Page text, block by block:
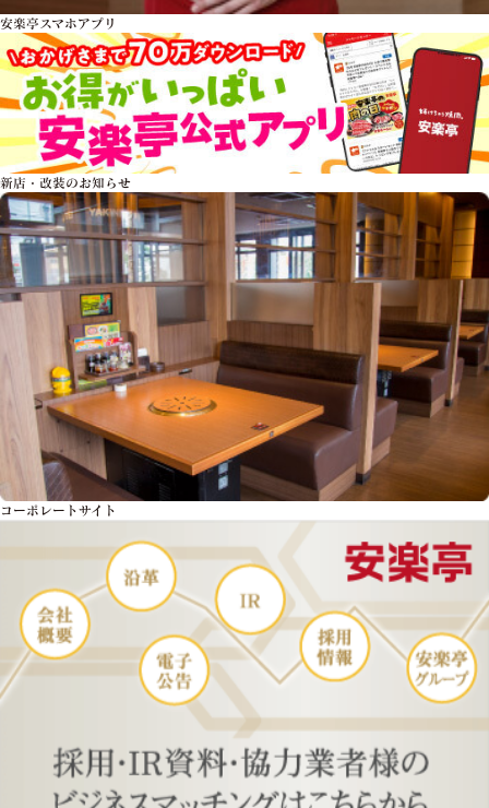
安楽亭スマホアプリ
新店・改装のお知らせ
コーポレートサイト